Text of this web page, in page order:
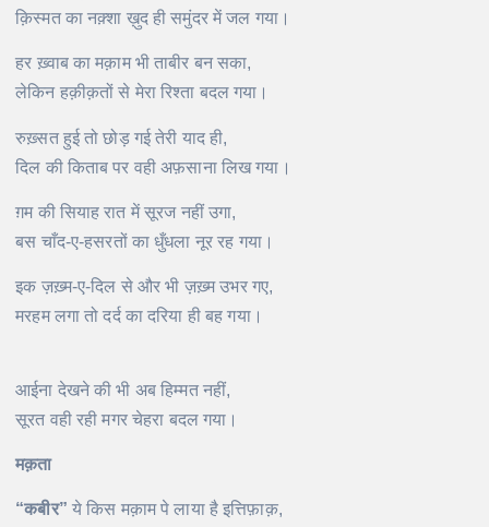
क़िस्मत का नक़्शा ख़ुद ही समुंदर में जल गया।
हर ख़्वाब का मक़ाम भी ताबीर बन सका,
लेकिन हक़ीक़तों से मेरा रिश्ता बदल गया।
रुख़्सत हुई तो छोड़ गई तेरी याद ही,
दिल की किताब पर वही अफ़साना लिख गया।
ग़म की सियाह रात में सूरज नहीं उगा,
बस चाँद-ए-हसरतों का धुँधला नूर रह गया।
इक ज़ख़्म-ए-दिल से और भी ज़ख़्म उभर गए,
मरहम लगा तो दर्द का दरिया ही बह गया।
आईना देखने की भी अब हिम्मत नहीं,
सूरत वही रही मगर चेहरा बदल गया।
मक़ता
“कबीर” ये किस मक़ाम पे लाया है इत्तिफ़ाक़,